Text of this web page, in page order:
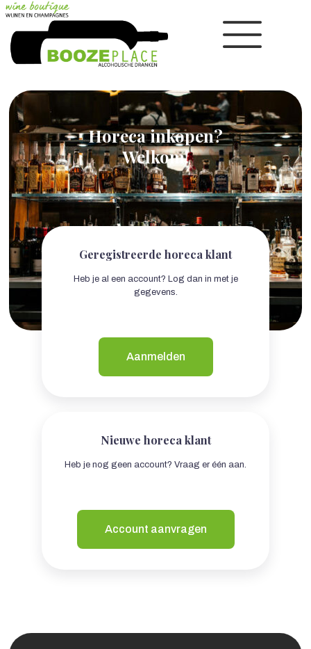
Horeca inkopen?
Welkom!
Geregistreerde horeca klant
Heb je al een account? Log dan in met je
gegevens.
Aanmelden
Nieuwe horeca klant
Heb je nog geen account? Vraag er één aan.
Account aanvragen